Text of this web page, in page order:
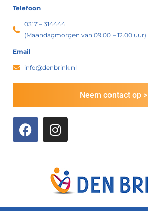
Telefoon
0317 – 314444
(Maandagmorgen van 09.00 – 12.00 uur)
Email
info@denbrink.nl
Neem contact op >
F
a
I
n
a
g
r